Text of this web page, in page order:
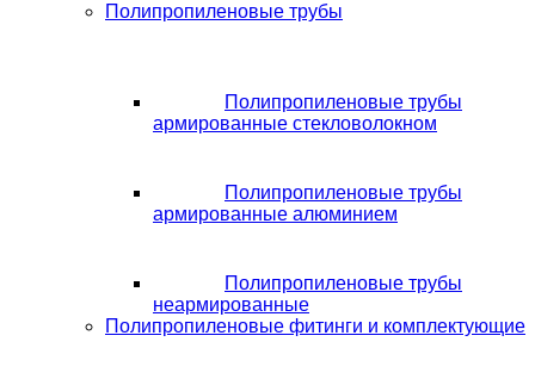
Полипропиленовые трубы
Полипропиленовые трубы
армированные стекловолокном
Полипропиленовые трубы
армированные алюминием
Полипропиленовые трубы
неармированные
Полипропиленовые фитинги и комплектующие